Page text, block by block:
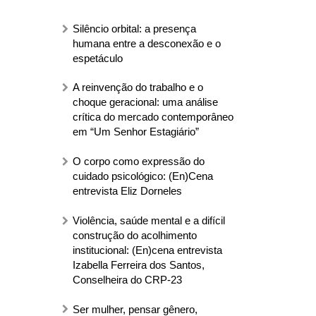
Silêncio orbital: a presença
humana entre a desconexão e o
espetáculo
A reinvenção do trabalho e o
choque geracional: uma análise
crítica do mercado contemporâneo
em “Um Senhor Estagiário”
O corpo como expressão do
cuidado psicológico: (En)Cena
entrevista Eliz Dorneles
Violência, saúde mental e a difícil
construção do acolhimento
institucional: (En)cena entrevista
Izabella Ferreira dos Santos,
Conselheira do CRP-23
Ser mulher, pensar gênero,